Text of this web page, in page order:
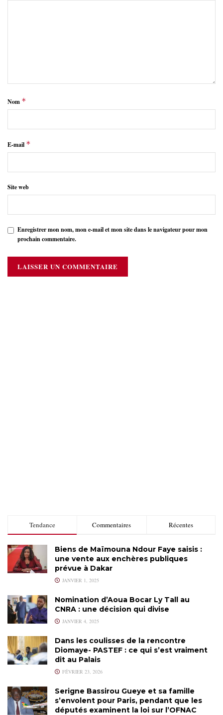
Nom *
E-mail *
Site web
Enregistrer mon nom, mon e-mail et mon site dans le navigateur pour mon
prochain commentaire.
Tendance Commentaires Récentes
Biens de Maïmouna Ndour Faye saisis :
une vente aux enchères publiques
prévue à Dakar
JANVIER 1, 2025
Nomination d’Aoua Bocar Ly Tall au
CNRA : une décision qui divise
JANVIER 4, 2025
Dans les coulisses de la rencontre
Diomaye- PASTEF : ce qui s’est vraiment
dit au Palais
FÉVRIER 23, 2026
Serigne Bassirou Gueye et sa famille
s’envolent pour Paris, pendant que les
députés examinent la loi sur l’OFNAC